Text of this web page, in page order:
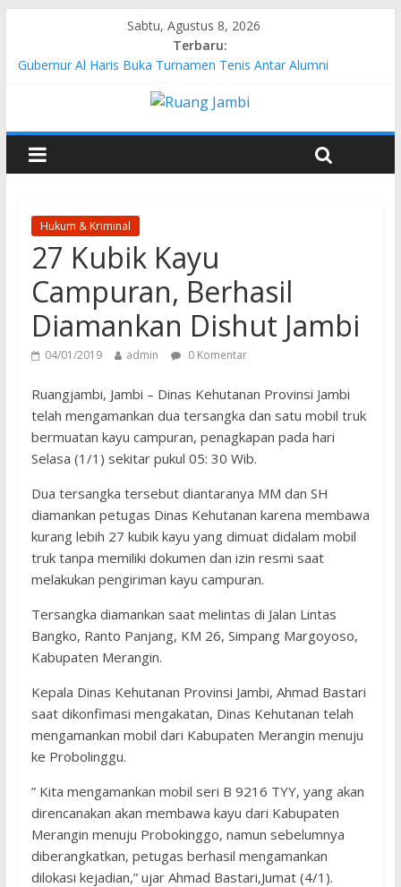
Sabtu, Agustus 8, 2026
Terbaru:
Gubernur Al Haris Buka Turnamen Tenis Antar Alumni
Pertamina EP Jambi Imbau Masyarakat Tidak Beraktivitas di
Kasus Brigadir EWS: 4 Anggota Polisi Tersangka Resmi
Didampingi Pengacara Chris Januardi
Siap Dukung Kegiatan Hulu Migas, Kapolda Jambi Kunjungi
FSO 115
Hukum & Kriminal
27 Kubik Kayu
Campuran, Berhasil
Diamankan Dishut Jambi
04/01/2019 admin 0 Komentar
Ruangjambi, Jambi – Dinas Kehutanan Provinsi Jambi
telah mengamankan dua tersangka dan satu mobil truk
bermuatan kayu campuran, penagkapan pada hari
Selasa (1/1) sekitar pukul 05: 30 Wib.
Dua tersangka tersebut diantaranya MM dan SH
diamankan petugas Dinas Kehutanan karena membawa
kurang lebih 27 kubik kayu yang dimuat didalam mobil
truk tanpa memiliki dokumen dan izin resmi saat
melakukan pengiriman kayu campuran.
Tersangka diamankan saat melintas di Jalan Lintas
Bangko, Ranto Panjang, KM 26, Simpang Margoyoso,
Kabupaten Merangin.
Kepala Dinas Kehutanan Provinsi Jambi, Ahmad Bastari
saat dikonfimasi mengakatan, Dinas Kehutanan telah
mengamankan mobil dari Kabupaten Merangin menuju
ke Probolinggu.
” Kita mengamankan mobil seri B 9216 TYY, yang akan
direncanakan akan membawa kayu dari Kabupaten
Merangin menuju Probokinggo, namun sebelumnya
diberangkatkan, petugas berhasil mengamankan
dilokasi kejadian,” ujar Ahmad Bastari,Jumat (4/1).